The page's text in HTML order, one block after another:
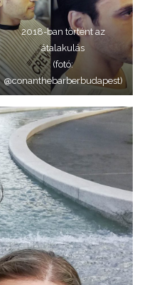
2018-ban történt az
átalakulás
(fotó:
@conanthebarberbudapest)